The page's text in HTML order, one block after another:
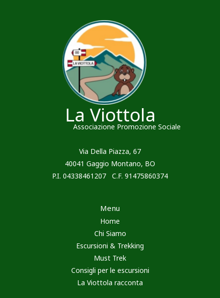
La Viottola
Associazione Promozione Sociale
Via Della Piazza, 67
40041 Gaggio Montano, BO
P.I. 04338461207 C.F. 91475860374
Menu
Home
Chi Siamo
Escursioni & Trekking
Must Trek
Consigli per le escursioni
La Viottola racconta